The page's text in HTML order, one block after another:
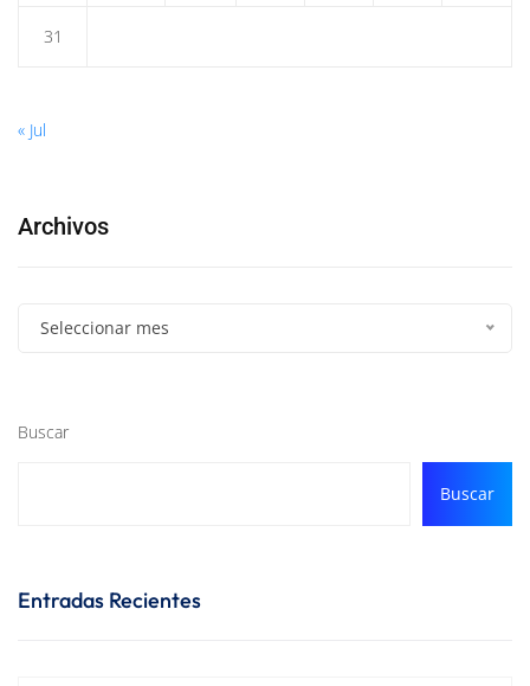
31
« Jul
Archivos
Seleccionar mes
Buscar
Buscar
Entradas Recientes